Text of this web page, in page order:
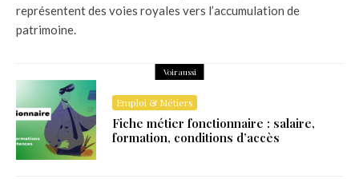
représentent des voies royales vers l’accumulation de
patrimoine.
Voir aussi
Emploi & Métiers
Fiche métier fonctionnaire : salaire,
formation, conditions d’accès